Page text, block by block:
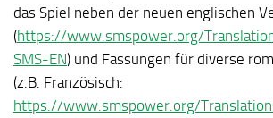
das Spiel neben der neuen englischen
(https://www.smspower.org/
SMS-EN) und Fassungen für diverse
(z.B. Französisch:
https://www.smspower.org/